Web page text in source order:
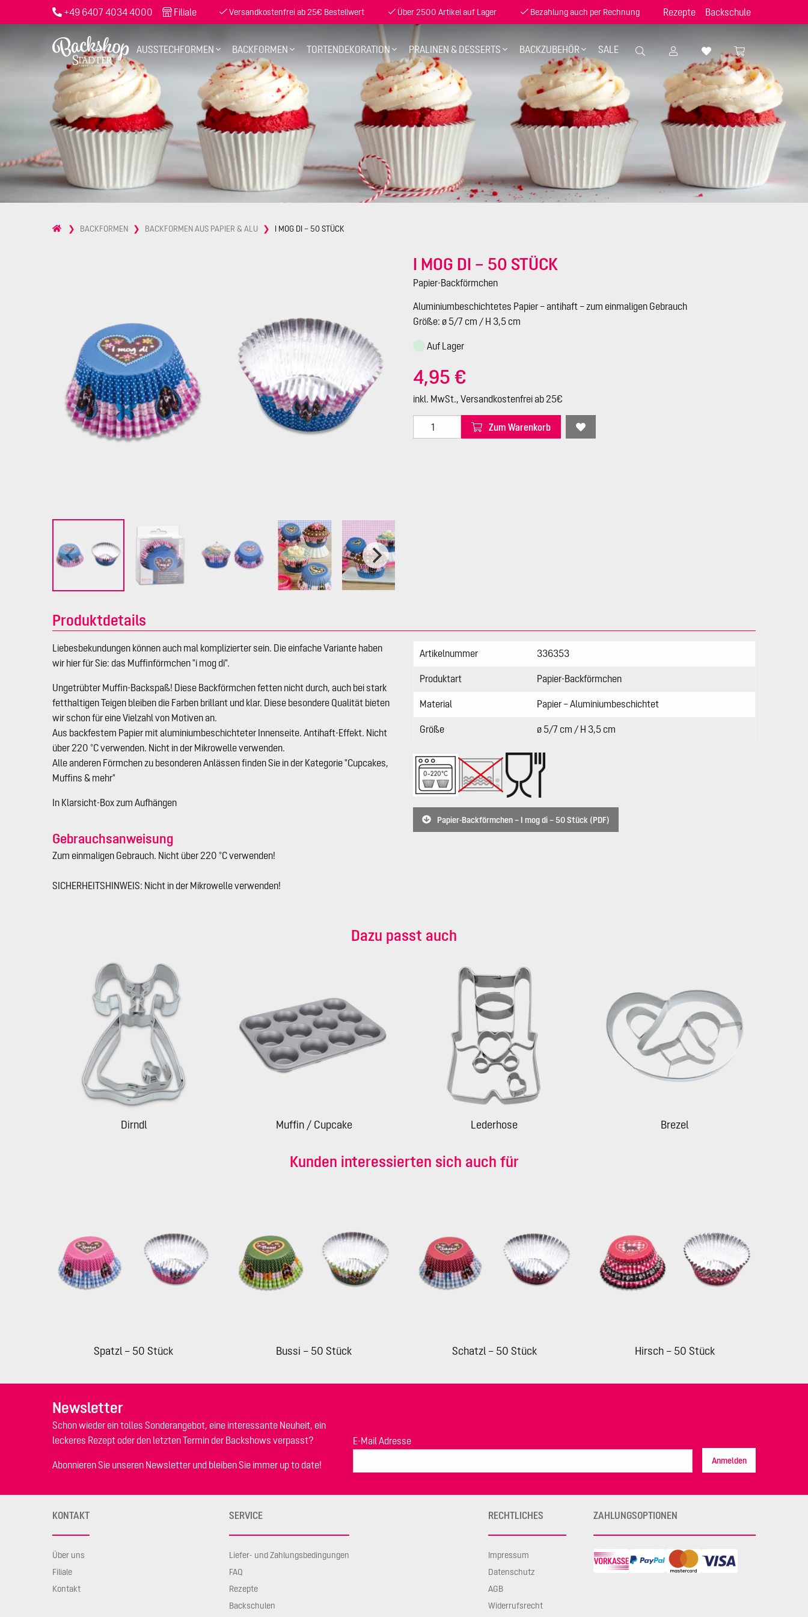
+49 6407 4034 4000 Filiale Versandkostenfrei ab 25€ Bestellwert Über 2500 Artikel auf Lager Bezahlung auch per Rechnung Rezepte Backschule
AUSSTECHFORMEN BACKFORMEN TORTENDEKORATION PRALINEN & DESSERTS BACKZUBEHÖR SALE
BACKFORMEN BACKFORMEN AUS PAPIER & ALU I MOG DI – 50 STÜCK
I MOG DI – 50 STÜCK
Papier-Backförmchen
Aluminiumbeschichtetes Papier – antihaft – zum einmaligen Gebrauch
Größe: ø 5/7 cm / H 3,5 cm
Auf Lager
4,95 €
inkl. MwSt., Versandkostenfrei ab 25€
Zum Warenkorb
Produktdetails
Liebesbekundungen können auch mal komplizierter sein. Die einfache Variante haben
wir hier für Sie: das Muffinförmchen "i mog di".
Ungetrübter Muffin-Backspaß! Diese Backförmchen fetten nicht durch, auch bei stark
fetthaltigen Teigen bleiben die Farben brillant und klar. Diese besondere Qualität bieten
wir schon für eine Vielzahl von Motiven an.
Aus backfestem Papier mit aluminiumbeschichteter Innenseite. Antihaft-Effekt. Nicht
über 220 °C verwenden. Nicht in der Mikrowelle verwenden.
Alle anderen Förmchen zu besonderen Anlässen finden Sie in der Kategorie "Cupcakes,
Muffins & mehr"
In Klarsicht-Box zum Aufhängen
Gebrauchsanweisung
Zum einmaligen Gebrauch. Nicht über 220 °C verwenden!
SICHERHEITSHINWEIS: Nicht in der Mikrowelle verwenden!
Artikelnummer 336353
Produktart Papier-Backförmchen
Material Papier – Aluminiumbeschichtet
Größe ø 5/7 cm / H 3,5 cm
Papier-Backförmchen – I mog di – 50 Stück (PDF)
Dazu passt auch
Dirndl Muffin / Cupcake Lederhose Brezel
Kunden interessierten sich auch für
Spatzl – 50 Stück Bussi – 50 Stück Schatzl – 50 Stück Hirsch – 50 Stück
Newsletter
Schon wieder ein tolles Sonderangebot, eine interessante Neuheit, ein
leckeres Rezept oder den letzten Termin der Backshows verpasst?
Abonnieren Sie unseren Newsletter und bleiben Sie immer up to date!
E-Mail Adresse
Anmelden
KONTAKT
Über uns
Filiale
Kontakt
SERVICE
Liefer- und Zahlungsbedingungen
FAQ
Rezepte
Backschulen
RECHTLICHES
Impressum
Datenschutz
AGB
Widerrufsrecht
ZAHLUNGSOPTIONEN